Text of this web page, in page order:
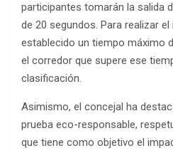
participantes tomarán la salida
de 20 segundos. Para realizar
establecido un tiempo máximo
el corredor que supere ese
clasificación.
Asimismo, el concejal ha
prueba eco-responsable,
que tiene como objetivo el